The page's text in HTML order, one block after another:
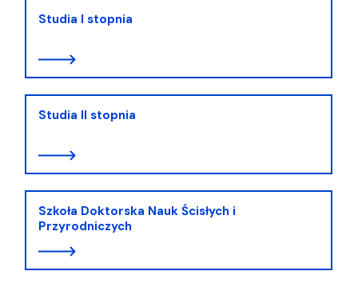
Studia I stopnia
Studia II stopnia
Szkoła Doktorska Nauk Ścisłych i
Przyrodniczych